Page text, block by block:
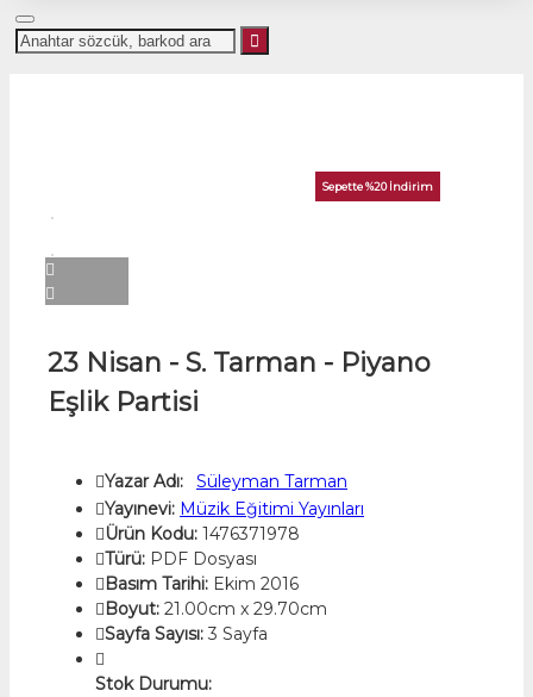
Sepette %20 İndirim
23 Nisan - S. Tarman - Piyano
Eşlik Partisi
Yazar Adı:
Süleyman Tarman
Yayınevi: Müzik Eğitimi Yayınları
Ürün Kodu: 1476371978
Türü: PDF Dosyası
Basım Tarihi: Ekim 2016
Boyut: 21.00cm x 29.70cm
Sayfa Sayısı: 3 Sayfa
Stok Durumu: